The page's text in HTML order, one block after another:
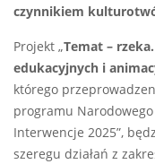
czynnikiem
Projekt „Temat –
edukacyjnych i
którego
programu
Interwencje 2025”,
szeregu działań z